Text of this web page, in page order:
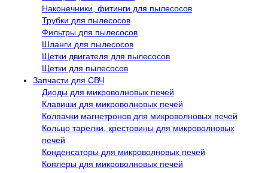
Наконечники, фитинги для пылесосов
Трубки для пылесосов
Фильтры для пылесосов
Шланги для пылесосов
Щетки двигателя для пылесосов
Щетки для пылесосов
Запчасти для СВЧ
Диоды для микроволновых печей
Клавиши для микроволновых печей
Колпачки магнетронов для микроволновых печей
Кольцо тарелки, крестовины для микроволновых
печей
Конденсаторы для микроволновых печей
Коплеры для микроволновых печей